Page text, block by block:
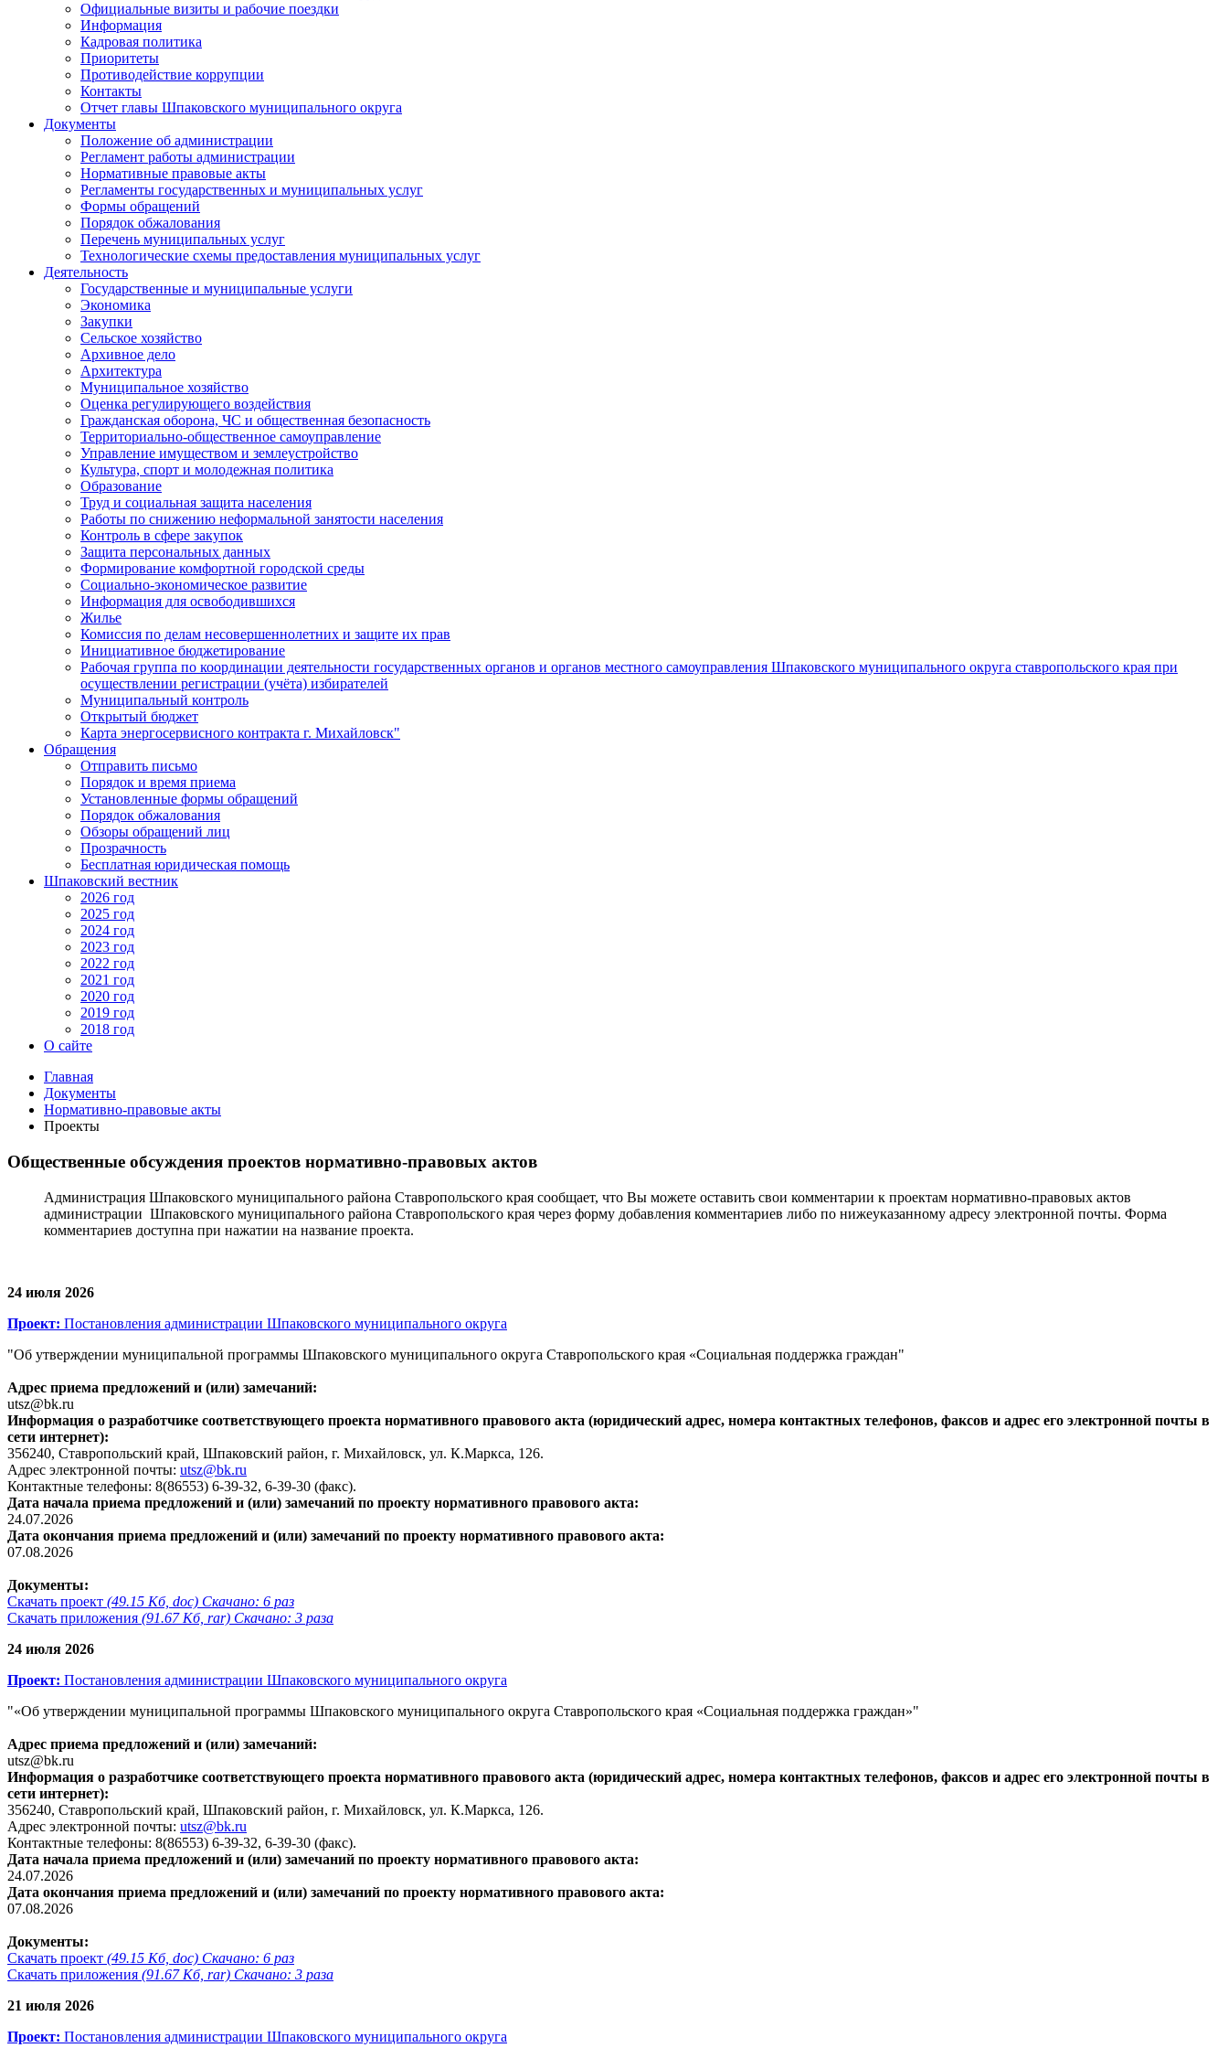
Официальные визиты и рабочие поездки
Информация
Кадровая политика
Приоритеты
Противодействие коррупции
Контакты
Отчет главы Шпаковского муниципального округа
Документы
Положение об администрации
Регламент работы администрации
Нормативные правовые акты
Регламенты государственных и муниципальных услуг
Формы обращений
Порядок обжалования
Перечень муниципальных услуг
Технологические схемы предоставления муниципальных услуг
Деятельность
Государственные и муниципальные услуги
Экономика
Закупки
Сельское хозяйство
Архивное дело
Архитектура
Муниципальное хозяйство
Оценка регулирующего воздействия
Гражданская оборона, ЧС и общественная безопасность
Территориально-общественное самоуправление
Управление имуществом и землеустройство
Культура, спорт и молодежная политика
Образование
Труд и социальная защита населения
Работы по снижению неформальной занятости населения
Контроль в сфере закупок
Защита персональных данных
Формирование комфортной городской среды
Социально-экономическое развитие
Информация для освободившихся
Жилье
Комиссия по делам несовершеннолетних и защите их прав
Инициативное бюджетирование
Рабочая группа по координации деятельности государственных органов и органов местного самоуправления Шпаковского муниципального округа ставропольского края при
осуществлении регистрации (учёта) избирателей
Муниципальный контроль
Открытый бюджет
Карта энергосервисного контракта г. Михайловск"
Обращения
Отправить письмо
Порядок и время приема
Установленные формы обращений
Порядок обжалования
Обзоры обращений лиц
Прозрачность
Бесплатная юридическая помощь
Шпаковский вестник
2026 год
2025 год
2024 год
2023 год
2022 год
2021 год
2020 год
2019 год
2018 год
О сайте
Главная
Документы
Нормативно-правовые акты
Проекты
Общественные обсуждения проектов нормативно-правовых актов
Администрация Шпаковского муниципального района Ставропольского края сообщает, что Вы можете оставить свои комментарии к проектам нормативно-правовых актов
администрации Шпаковского муниципального района Ставропольского края через форму добавления комментариев либо по нижеуказанному адресу электронной почты. Форма
комментариев доступна при нажатии на название проекта.
24 июля 2026
Проект: Постановления администрации Шпаковского муниципального округа
"Об утверждении муниципальной программы Шпаковского муниципального округа Ставропольского края «Социальная поддержка граждан"
Адрес приема предложений и (или) замечаний:
utsz@bk.ru
Информация о разработчике соответствующего проекта нормативного правового акта (юридический адрес, номера контактных телефонов, факсов и адрес его электронной почты в
сети интернет):
356240, Ставропольский край, Шпаковский район, г. Михайловск, ул. К.Маркса, 126.
Адрес электронной почты: utsz@bk.ru
Контактные телефоны: 8(86553) 6-39-32, 6-39-30 (факс).
Дата начала приема предложений и (или) замечаний по проекту нормативного правового акта:
24.07.2026
Дата окончания приема предложений и (или) замечаний по проекту нормативного правового акта:
07.08.2026
Документы:
Скачать проект (49.15 Кб, doc) Скачано: 6 раз
Скачать приложения (91.67 Кб, rar) Скачано: 3 раза
24 июля 2026
Проект: Постановления администрации Шпаковского муниципального округа
"«Об утверждении муниципальной программы Шпаковского муниципального округа Ставропольского края «Социальная поддержка граждан»"
Адрес приема предложений и (или) замечаний:
utsz@bk.ru
Информация о разработчике соответствующего проекта нормативного правового акта (юридический адрес, номера контактных телефонов, факсов и адрес его электронной почты в
сети интернет):
356240, Ставропольский край, Шпаковский район, г. Михайловск, ул. К.Маркса, 126.
Адрес электронной почты: utsz@bk.ru
Контактные телефоны: 8(86553) 6-39-32, 6-39-30 (факс).
Дата начала приема предложений и (или) замечаний по проекту нормативного правового акта:
24.07.2026
Дата окончания приема предложений и (или) замечаний по проекту нормативного правового акта:
07.08.2026
Документы:
Скачать проект (49.15 Кб, doc) Скачано: 6 раз
Скачать приложения (91.67 Кб, rar) Скачано: 3 раза
21 июля 2026
Проект: Постановления администрации Шпаковского муниципального округа